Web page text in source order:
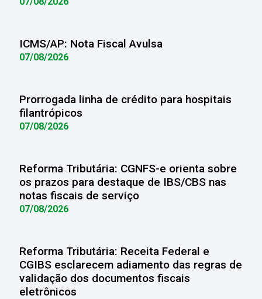
ICMS/AP: Nota Fiscal Avulsa
07/08/2026
Prorrogada linha de crédito para hospitais
filantrópicos
07/08/2026
Reforma Tributária: CGNFS-e orienta sobre
os prazos para destaque de IBS/CBS nas
notas fiscais de serviço
07/08/2026
Reforma Tributária: Receita Federal e
CGIBS esclarecem adiamento das regras de
validação dos documentos fiscais
eletrônicos